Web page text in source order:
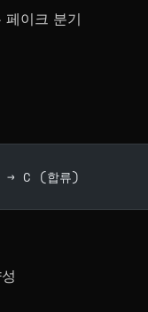
페이크 분기
→ C (합류)